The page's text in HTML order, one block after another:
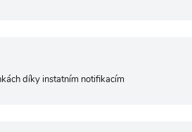
díky instatním notifikacím